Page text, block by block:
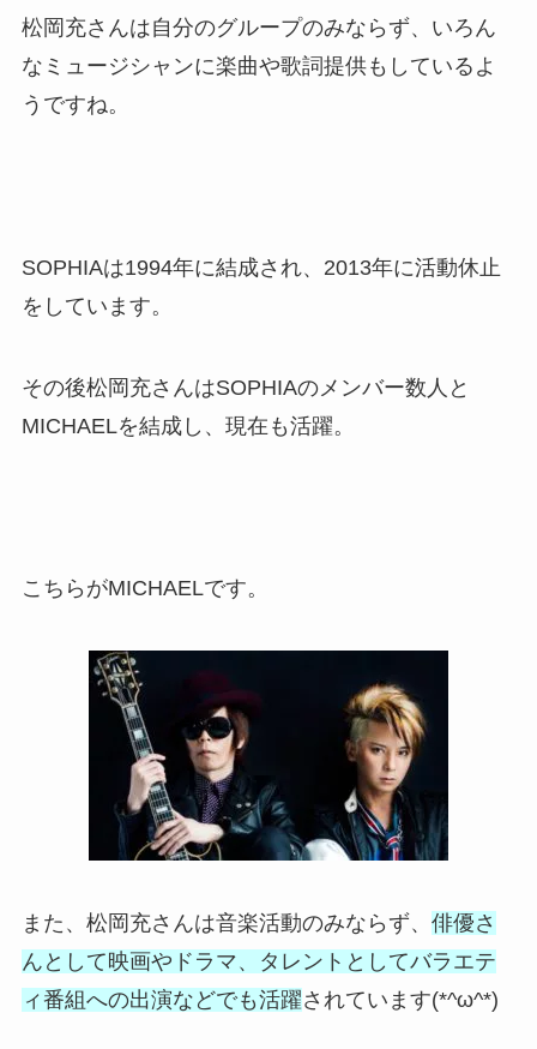
松岡充さんは自分のグループのみならず、いろん
なミュージシャンに楽曲や歌詞提供もしているよ
うですね。
SOPHIAは1994年に結成され、2013年に活動休止
をしています。
その後松岡充さんはSOPHIAのメンバー数人と
MICHAELを結成し、現在も活躍。
こちらがMICHAELです。
また、松岡充さんは音楽活動のみならず、 俳優さ
んとして映画やドラマ、タレントとしてバラエテ
ィ番組への出演などでも活躍されています(*^ω^*)